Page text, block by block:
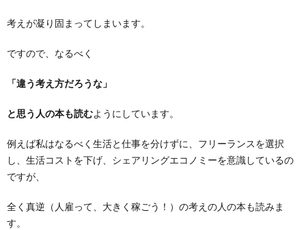
考えが凝り固まってしまいます。
ですので、なるべく
「違う考え方だろうな」
と思う人の本も読むようにしています。
例えば私はなるべく生活と仕事を分けずに、フリーランスを選択
し、生活コストを下げ、シェアリングエコノミーを意識しているの
ですが、
全く真逆（人雇って、大きく稼ごう！）の考えの人の本も読みま
す。